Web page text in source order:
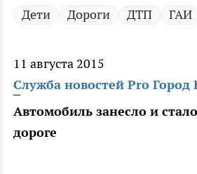
Дети Дороги ДТП ГАИ
11 августа 2015
Служба новостей Pro Город
Автомобиль занесло и
дороге